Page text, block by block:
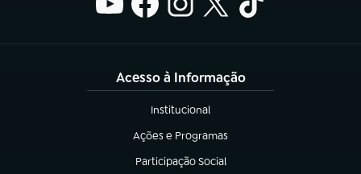
Acesso à Informação
Institucional
(abre em nova aba)
Ações e Programas
(abre em nova aba)
Participação Social
(abre em nova aba)